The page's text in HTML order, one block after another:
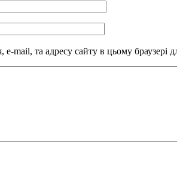
e-mail, та адресу сайту в цьому браузері